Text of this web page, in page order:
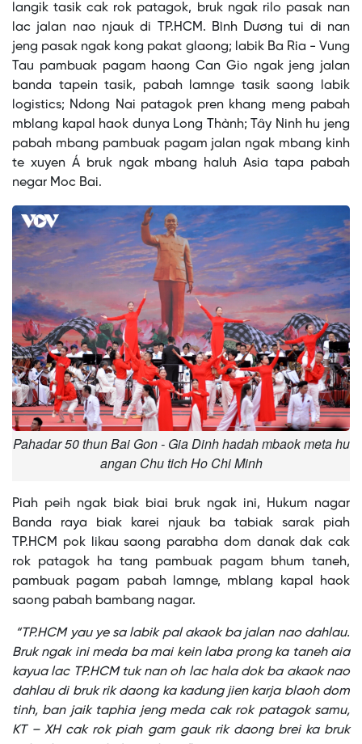
langik tasik cak rok patagok, bruk ngak rilo pasak nan
lac jalan nao njauk di TP.HCM. Bình Dương tui di nan
jeng pasak ngak kong pakat glaong; labik Ba Ria - Vung
Tau pambuak pagam haong Can Gio ngak jeng jalan
banda tapein tasik, pabah lamnge tasik saong labik
logistics; Ndong Nai patagok pren khang meng pabah
mblang kapal haok dunya Long Thành; Tây Ninh hu jeng
pabah mbang pambuak pagam jalan ngak mbang kinh
te xuyen Á bruk ngak mbang haluh Asia tapa pabah
negar Moc Bai.
Pahadar 50 thun Bai Gon - Gia Dinh hadah mbaok meta hu
angan Chu tich Ho Chi Minh
Piah peih ngak biak biai bruk ngak ini, Hukum nagar
Banda raya biak karei njauk ba tabiak sarak piah
TP.HCM pok likau saong parabha dom danak dak cak
rok patagok ha tang pambuak pagam bhum taneh,
pambuak pagam pabah lamnge, mblang kapal haok
saong pabah bambang nagar.
“TP.HCM yau ye sa labik pal akaok ba jalan nao dahlau.
Bruk ngak ini meda ba mai kein laba prong ka taneh aia
kayua lac TP.HCM tuk nan oh lac hala dok ba akaok nao
dahlau di bruk rik daong ka kadung jien karja blaoh dom
tinh, ban jaik taphia jeng meda cak rok patagok samu,
KT – XH cak rok piah gam gauk rik daong brei ka bruk